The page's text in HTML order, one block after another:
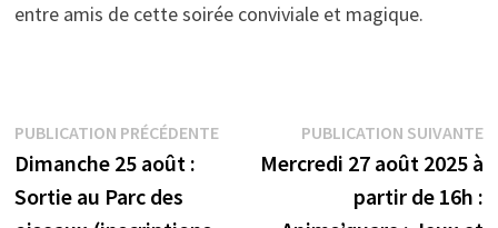
entre amis de cette soirée conviviale et magique.
PUBLICATION PRÉCÉDENTE
Dimanche 25 août :
Sortie au Parc des
PUBLICATION SUIVANTE
Mercredi 27 août 2025 à
partir de 16h :